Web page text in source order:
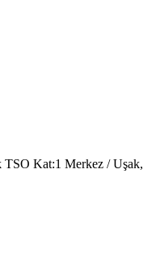
TSO Kat:1 Merkez / Uşak,